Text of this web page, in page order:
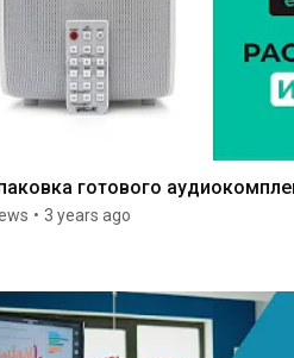
готового
• 3 years ago